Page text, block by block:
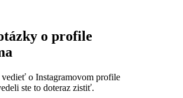
o profile
o Instagramovom profile
ste to doteraz zistiť.